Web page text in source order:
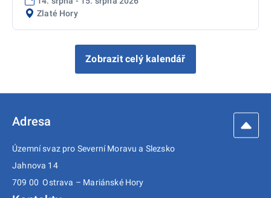
Zlaté Hory
Zobrazit celý kalendář
Adresa
Územní svaz pro Severní Moravu a Slezsko
Jahnova 14
709 00 Ostrava – Mariánské Hory